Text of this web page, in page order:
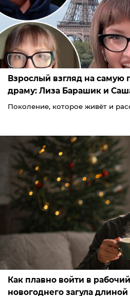
Взрослый взгляд на
драму: Лиза Барашик и
Поколение, которое живёт и
Как плавно войти в
новогоднего загула